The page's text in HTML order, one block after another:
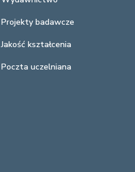
Projekty badawcze
Jakość kształcenia
Poczta uczelniana